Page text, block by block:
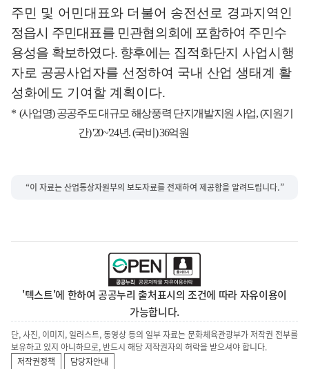
주민 및 어민대표와 더불어 송전선로 경과지역인
정읍시 주민대표를 민관협의회에 포함하여 주민수
용성을 확보하였다. 향후에는 집적화단지 사업시행
자로 공공사업자를 선정하여 국내 산업 생태계 활
성화에도 기여할 계획이다.
* (사업명)공공주도 대규모 해상풍력 단지개발지원 사업, (지원기
간) '20~'24년. (국비 ) 36억원
“이 자료는 산업통상자원부의 보도자료를 전재하여 제공함을 알려드립니다.”
'텍스트'에 한하여 공공누리 출처표시의 조건에 따라 자유이용이
가능합니다.
단, 사진, 이미지, 일러스트, 동영상 등의 일부 자료는 문화체육관광부가 저작권 전부를
보유하고 있지 아니하므로, 반드시 해당 저작권자의 허락을 받으셔야 합니다.
저작권정책
담당자안내